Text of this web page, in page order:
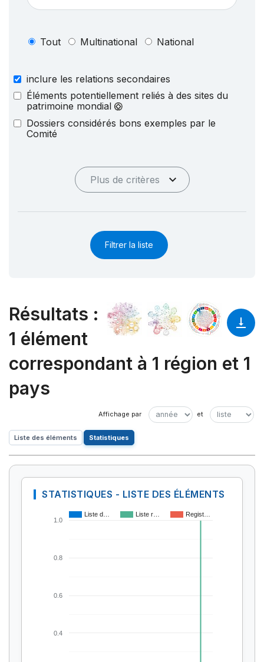
Tout Multinational National
inclure les relations secondaires
Éléments potentiellement reliés à des sites du
patrimoine mondial
Dossiers considérés bons exemples par le
Comité
Plus de critères
Filtrer la liste
Résultats :
1 élément
correspondant à 1 région et 1
pays
Liste des éléments Statistiques
STATISTIQUES - LISTE DES ÉLÉMENTS
Liste d… Liste r… Regist…
0.4
0.6
0.8
1.0